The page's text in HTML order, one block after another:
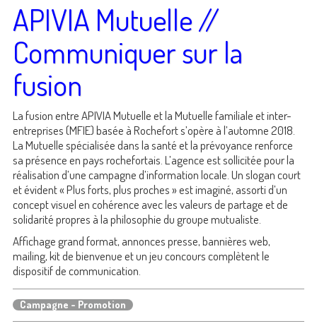
APIVIA Mutuelle //
Communiquer sur la
fusion
La fusion entre APIVIA Mutuelle et la Mutuelle familiale et inter-
entreprises (MFIE) basée à Rochefort s’opère à l’automne 2018.
La Mutuelle spécialisée dans la santé et la prévoyance renforce
sa présence en pays rochefortais. L’agence est sollicitée pour la
réalisation d’une campagne d’information locale. Un slogan court
et évident « Plus forts, plus proches » est imaginé, assorti d’un
concept visuel en cohérence avec les valeurs de partage et de
solidarité propres à la philosophie du groupe mutualiste.
Affichage grand format, annonces presse, bannières web,
mailing, kit de bienvenue et un jeu concours complètent le
dispositif de communication.
Campagne - Promotion